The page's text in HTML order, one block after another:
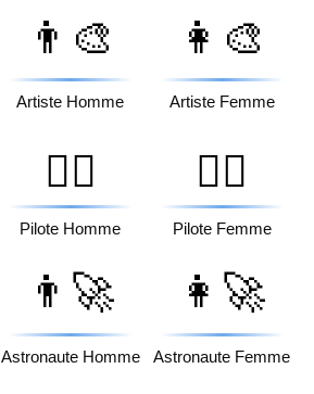
👨‍🎨
Artiste Homme
👩‍🎨
Artiste Femme
👨‍✈️
Pilote Homme
👩‍✈️
Pilote Femme
👨‍🚀
Astronaute Homme
👩‍🚀
Astronaute Femme